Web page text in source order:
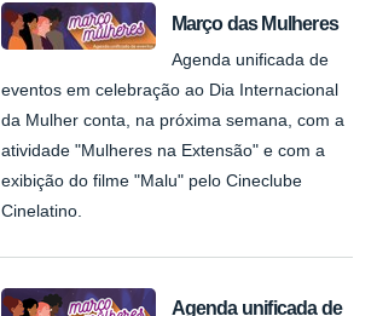
Março das Mulheres
Agenda unificada de
eventos em celebração ao Dia Internacional
da Mulher conta, na próxima semana, com a
atividade "Mulheres na Extensão" e com a
exibição do filme "Malu" pelo Cineclube
Cinelatino.
Agenda unificada de